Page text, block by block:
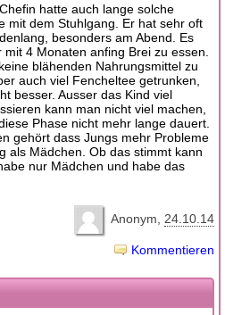
hatte auch lange solche
mit dem Stuhlgang. Er hat sehr oft
besonders am Abend. Es
4 Monaten anfing Brei zu essen.
blähenden Nahrungsmittel zu
auch viel Fencheltee getrunken,
besser. Ausser das Kind viel
kann man nicht viel machen,
Phase nicht mehr lange dauert.
gehört dass Jungs mehr Probleme
als Mädchen. Ob das stimmt kann
nur Mädchen und habe das
Anonym 24.10.14
Kommentieren